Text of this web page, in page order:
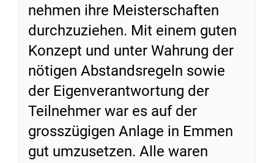
nehmen ihre Meisterschaften
durchzuziehen. Mit einem guten
Konzept und unter Wahrung der
nötigen Abstandsregeln sowie
der Eigenverantwortung der
Teilnehmer war es auf der
grosszügigen Anlage in Emmen
gut umzusetzen. Alle waren